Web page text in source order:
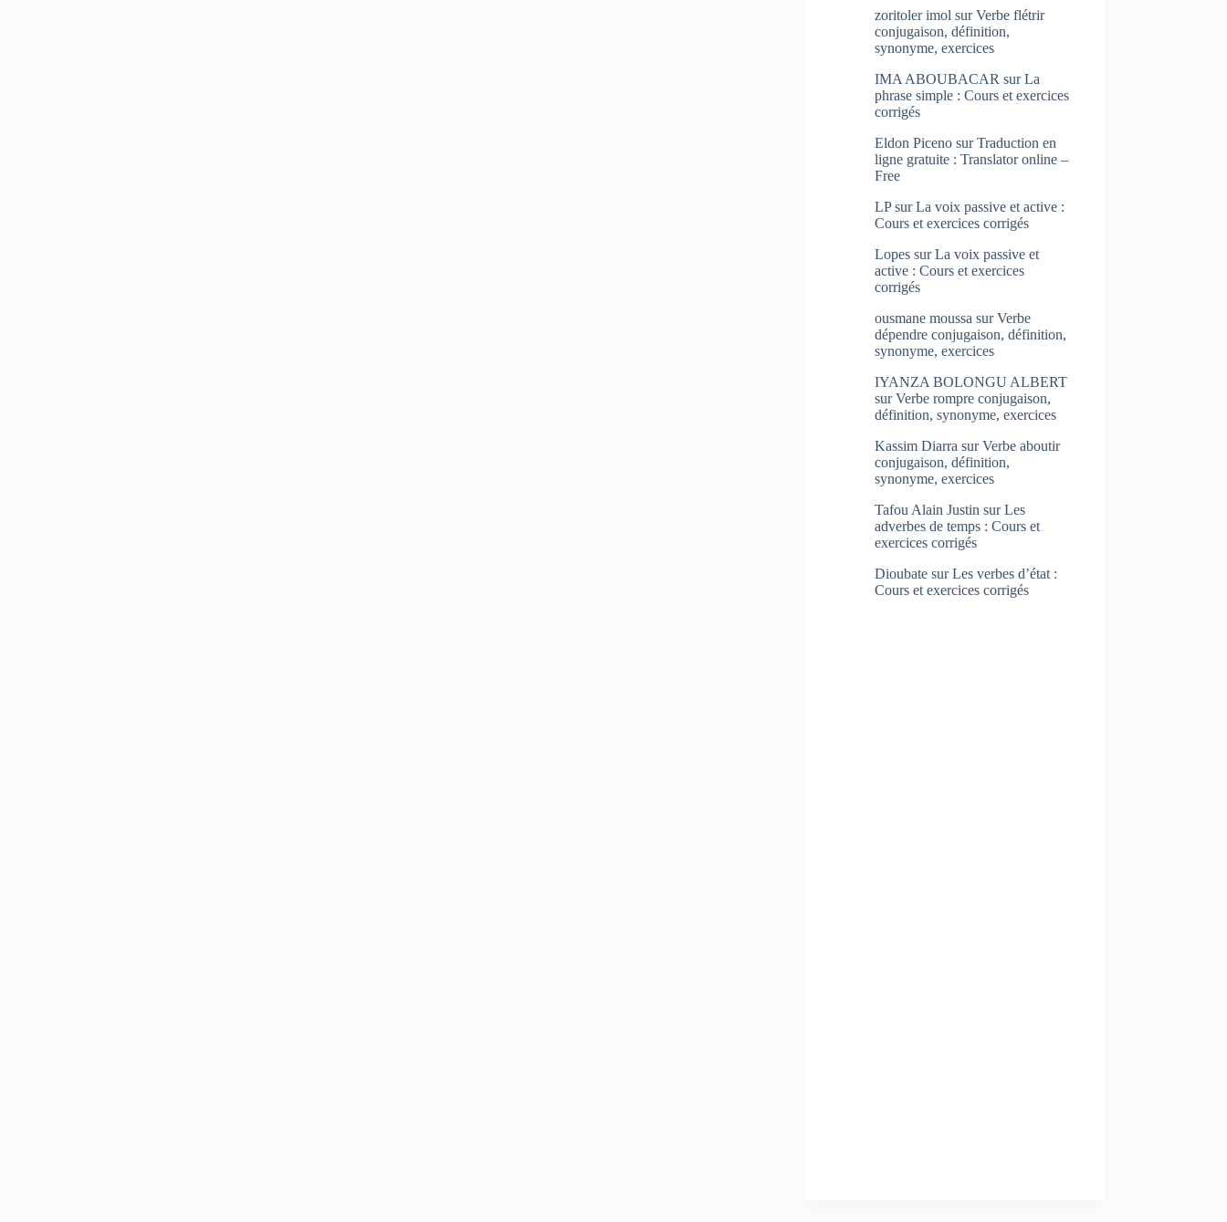
zoritoler imol surVerbe flétrir
conjugaison, définition,
synonyme, exercices
IMA ABOUBACAR surLa
phrase simple : Cours et exercices
corrigés
Eldon Piceno surTraduction en
ligne gratuite : Translator online –
Free
LPsurLa voix passive et active :
Cours et exercices corrigés
Lopes surLa voix passive et
active : Cours et exercices
corrigés
ousmane moussa surVerbe
dépendre conjugaison, définition,
synonyme, exercices
IYANZA BOLONGU ALBERT
surVerbe rompre conjugaison,
définition, synonyme, exercices
Kassim Diarra surVerbe aboutir
conjugaison, définition,
synonyme, exercices
Tafou Alain Justin surLes
adverbes de temps : Cours et
exercices corrigés
Dioubate surLes verbes d’état :
Cours et exercices corrigés